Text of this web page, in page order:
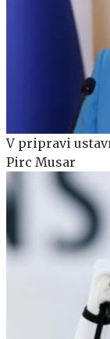
V pripravi
Pirc Musar